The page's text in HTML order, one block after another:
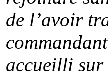
de l’avoir
accueilli sur